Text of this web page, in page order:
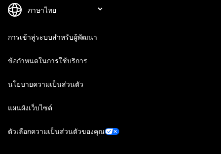
การเข้าสู่ระบบสำหรับผู้พัฒนา
ข้อกำหนดในการใช้บริการ
นโยบายความเป็นส่วนตัว
แผนผังเว็บไซต์
ตัวเลือกความเป็นส่วนตัวของคุณ